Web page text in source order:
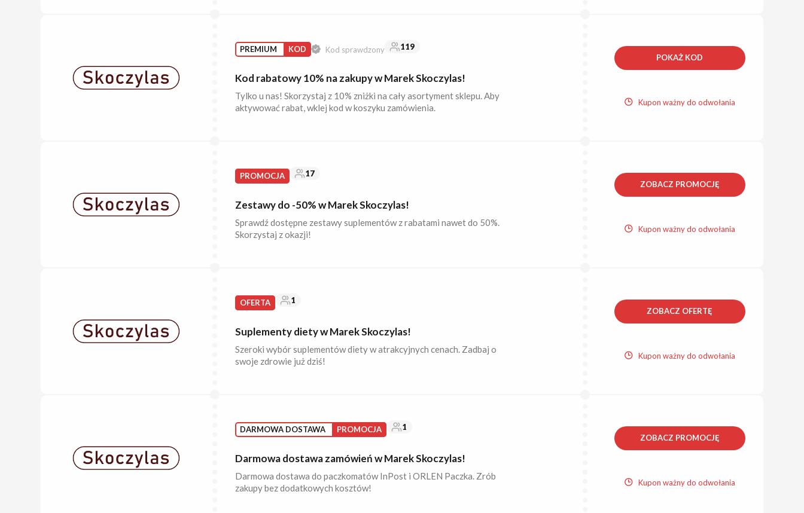
PREMIUM KOD Kod sprawdzony 119
Kod rabatowy 10% na zakupy w Marek Skoczylas!
Tylko u nas! Skorzystaj z 10% zniżki na cały asortyment sklepu. Aby
aktywować rabat, wklej kod w koszyku zamówienia.
POKAŻ KOD
Kupon ważny do odwołania
PROMOCJA 17
Zestawy do -50% w Marek Skoczylas!
Sprawdź dostępne zestawy suplementów z rabatami nawet do 50%.
Skorzystaj z okazji!
ZOBACZ PROMOCJĘ
Kupon ważny do odwołania
OFERTA 1
Suplementy diety w Marek Skoczylas!
Szeroki wybór suplementów diety w atrakcyjnych cenach. Zadbaj o
swoje zdrowie już dziś!
ZOBACZ OFERTĘ
Kupon ważny do odwołania
DARMOWA DOSTAWA PROMOCJA 1
Darmowa dostawa zamówień w Marek Skoczylas!
Darmowa dostawa do paczkomatów InPost i ORLEN Paczka. Zrób
zakupy bez dodatkowych kosztów!
ZOBACZ PROMOCJĘ
Kupon ważny do odwołania